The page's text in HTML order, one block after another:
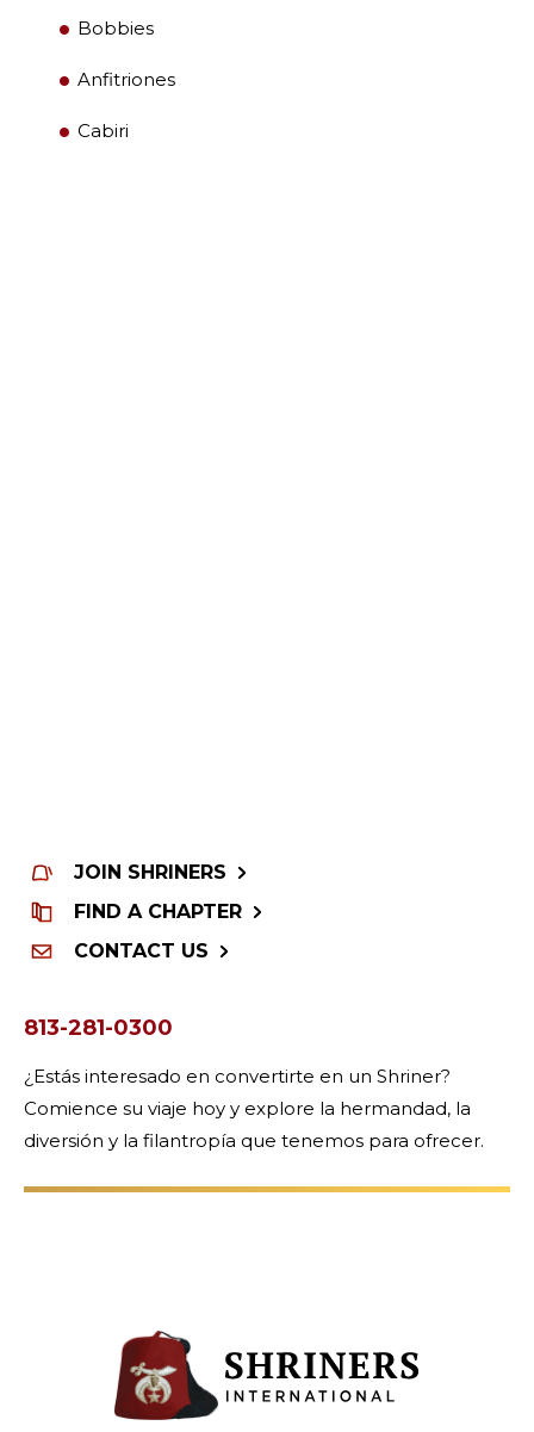
Bobbies
Anfitriones
Cabiri
JOIN SHRINERS
FIND A CHAPTER
CONTACT US
813-281-0300
¿Estás interesado en convertirte en un Shriner?
Comience su viaje hoy y explore la hermandad, la
diversión y la filantropía que tenemos para ofrecer.